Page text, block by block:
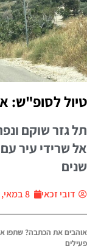
טיול לסופ"ש:
תל גזר שוקם
שנים
דובי זכאי 8 במאי, 2026
אוהבים את הכתבה? שתפו
פעילים